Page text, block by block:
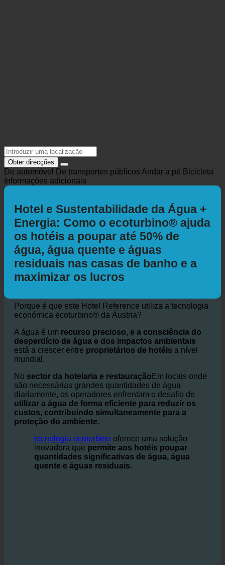
Obter direcções
Informações adicionais
Hotel e Sustentabilidade da Água +
Energia: Como o ecoturbino® ajuda
os hotéis a poupar até 50% de
água, água quente e águas
maximizar os lucros
Porque é que este Hotel Reference utiliza a tecnologia
económica ecoturbino® da Áustria?
A água é umrecurso precioso, e a consciência do
desperdício de água e dos impactos ambientais
está a crescer entreproprietários de hotéis a nível
mundial.
Nosector da hotelaria e restauração Em locais onde
são necessárias grandes quantidades de água
diariamente, os operadores enfrentam o desafio de
utilizar a água de forma eficiente para reduzir os
custos, contribuindo simultaneamente para a
proteção do ambiente.
tecnologia ecoturbinooferece uma solução
inovadora quepermite aos hotéis poupar